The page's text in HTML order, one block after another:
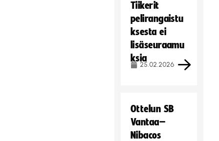
Tiikerit
pelirangaistu
ksesta ei
lisäseuraamu
ksia
25.02.2026
Ottelun SB
Vantaa–
Nibacos